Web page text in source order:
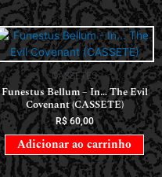
CASSETES
Funestus Bellum – In… The Evil
Covenant (CASSETE)
R$60,00
Adicionar ao carrinho